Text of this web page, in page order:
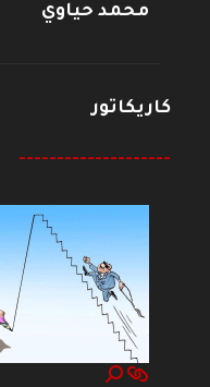
محمد حياوي
كاريكاتور
--------------------